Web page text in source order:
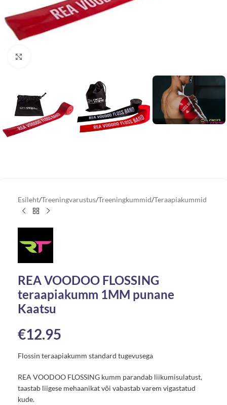
Esileht/Treeningvarustus/Treeningkummid/Teraapiakummid
REA VOODOO FLOSSING
teraapiakumm 1MM punane
Kaatsu
€12.95
Flossin teraapiakumm standard tugevusega
REA VOODOO FLOSSING kumm parandab liikumisulatust,
taastab liigese mehaanikat või vabastab varem vigastatud
kude.